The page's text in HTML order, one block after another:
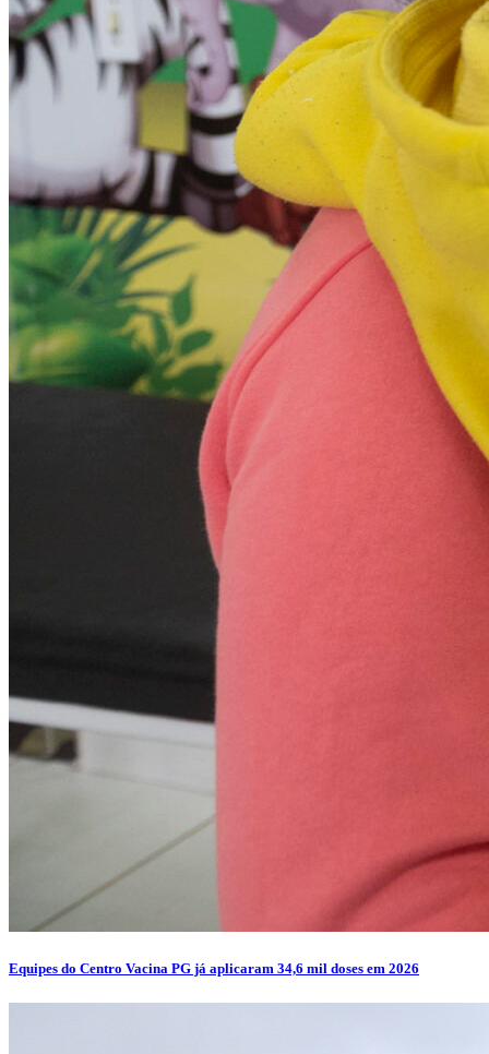
Equipes do Centro Vacina PG já aplicaram 34,6 mil doses em 2026